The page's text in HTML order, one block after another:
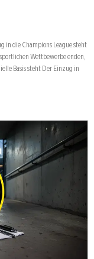
in die Champions League steht
Wettbewerbe enden,
Basis steht Der Einzug in